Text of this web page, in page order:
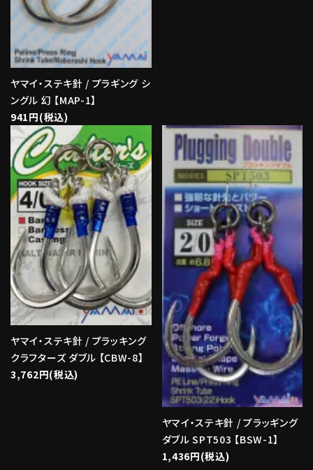
ヤマイ・ステキ針 / プラギング シ
ングル 幻 【MAP-1】
941円(税込)
ヤマイ・ステキ針 / プラッキング
クラフターズ ダブル 【CBW-8】
3,762円(税込)
ヤマイ・ステキ針 / プラッギング
ダブル SPT503 【BSW-1】
1,436円(税込)